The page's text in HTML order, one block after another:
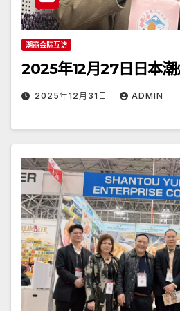
潮商会际互访
2025年12月27日日本
2025年12月31日 ADMIN